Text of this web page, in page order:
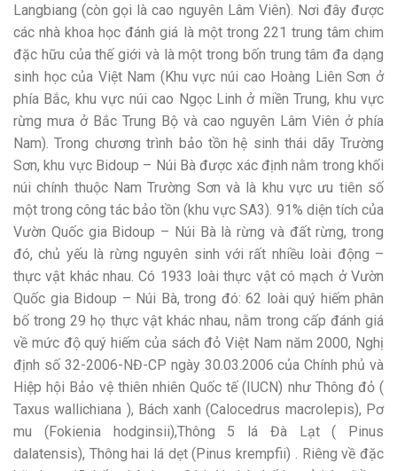
Langbiang (còn gọi là cao nguyên Lâm Viên). Nơi đây được
các nhà khoa học đánh giá là một trong 221 trung tâm chim
đặc hữu của thế giới và là một trong bốn trung tâm đa dạng
sinh học của Việt Nam (Khu vực núi cao Hoàng Liên Sơn ở
phía Bắc, khu vực núi cao Ngọc Linh ở miền Trung, khu vực
rừng mưa ở Bắc Trung Bộ và cao nguyên Lâm Viên ở phía
Nam). Trong chương trình bảo tồn hệ sinh thái dãy Trường
Sơn, khu vực Bidoup – Núi Bà được xác định nằm trong khối
núi chính thuộc Nam Trường Sơn và là khu vực ưu tiên số
một trong công tác bảo tồn (khu vực SA3). 91% diện tích của
Vườn Quốc gia Bidoup – Núi Bà là rừng và đất rừng, trong
đó, chủ yếu là rừng nguyên sinh với rất nhiều loài động –
thực vật khác nhau. Có 1933 loài thực vật có mạch ở Vườn
Quốc gia Bidoup – Núi Bà, trong đó: 62 loài quý hiếm phân
bố trong 29 họ thực vật khác nhau, nằm trong cấp đánh giá
về mức độ quý hiếm của sách đỏ Việt Nam năm 2000, Nghị
định số 32-2006-NĐ-CP ngày 30.03.2006 của Chính phủ và
Hiệp hội Bảo vệ thiên nhiên Quốc tế (IUCN) như Thông đỏ (
Taxus wallichiana ), Bách xanh (Calocedrus macrolepis), Pơ
mu (Fokienia hodginsii),Thông 5 lá Đà Lạt ( Pinus
dalatensis), Thông hai lá dẹt (Pinus krempfii) . Riêng về đặc